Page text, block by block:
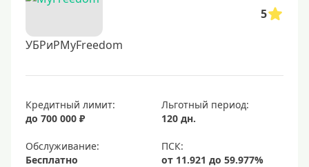
5
УБРиРMyFreedom
Кредитный лимит:
до 700 000 ₽
Льготный период:
120 дн.
Обслуживание:
Бесплатно